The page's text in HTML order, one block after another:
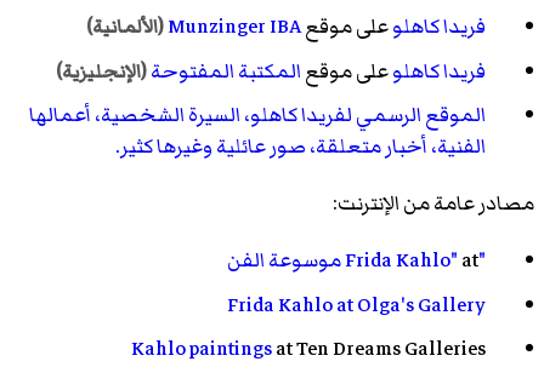
فريدا كاهلوعلى موقعMunzinger IBA(الألمانية)
فريدا كاهلوعلى موقعالمكتبة المفتوحة(الإنجليزية)
الموقع الرسمي لفريدا كاهلو، السيرة الشخصية، أعمالها
الفنية، أخبار متعلقة، صور عائلية وغيرها كثير.
مصادر عامة من الإنترنت:
"Frida Kahlo"
at
موسوعة الفن
Frida Kahlo at Olga's Gallery
Kahlo paintingsat Ten Dreams Galleries